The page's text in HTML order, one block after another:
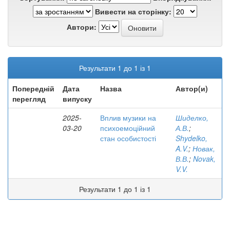
Вивести на сторінку:
Автори:
Результати 1 до 1 із 1
Попередній
перегляд
Дата
випуску
Назва Автор(и)
2025-
03-20
Вплив музики на
психоемоційний
стан особистості
Шиделко,
А.В.;
Shydelko,
A.V.; Новак,
В.В.; Novak,
V.V.
Результати 1 до 1 із 1